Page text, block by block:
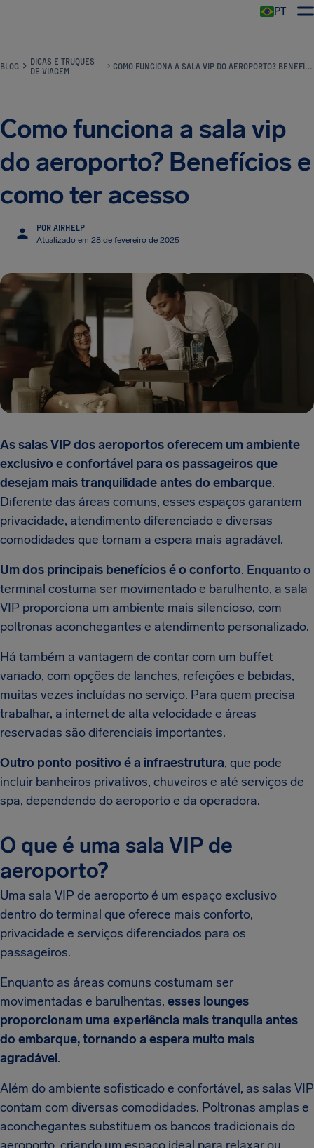
PT
BLOG
DICAS E TRUQUES
DE VIAGEM
COMO FUNCIONA A SALA VIP DO AEROPORTO? BENEFÍCIOS E COMO TER ACESSO
Como funciona a sala vip
do aeroporto? Benefícios e
como ter acesso
POR AIRHELP
Atualizado em 28 de fevereiro de 2025
As salas VIP dos aeroportos oferecem um ambiente
exclusivo e confortável para os passageiros que
desejam mais tranquilidade antes do embarque.
Diferente das áreas comuns, esses espaços garantem
privacidade, atendimento diferenciado e diversas
comodidades que tornam a espera mais agradável.
Um dos principais benefícios é o conforto. Enquanto o
terminal costuma ser movimentado e barulhento, a sala
VIP proporciona um ambiente mais silencioso, com
poltronas aconchegantes e atendimento personalizado.
Há também a vantagem de contar com um buffet
variado, com opções de lanches, refeições e bebidas,
muitas vezes incluídas no serviço. Para quem precisa
trabalhar, a internet de alta velocidade e áreas
reservadas são diferenciais importantes.
Outro ponto positivo é a infraestrutura, que pode
incluir banheiros privativos, chuveiros e até serviços de
spa, dependendo do aeroporto e da operadora.
O que é uma sala VIP de
aeroporto?
Uma sala VIP de aeroporto é um espaço exclusivo
dentro do terminal que oferece mais conforto,
privacidade e serviços diferenciados para os
passageiros.
Enquanto as áreas comuns costumam ser
movimentadas e barulhentas, esses lounges
proporcionam uma experiência mais tranquila antes
do embarque, tornando a espera muito mais
agradável.
Além do ambiente sofisticado e confortável, as salas VIP
contam com diversas comodidades. Poltronas amplas e
aconchegantes substituem os bancos tradicionais do